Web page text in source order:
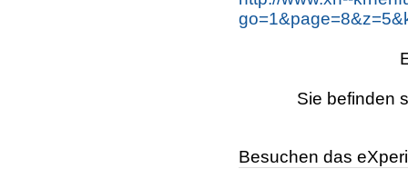
Sie befinden
Besuchen das